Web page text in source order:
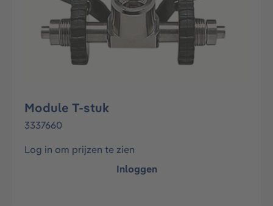
Module T-stuk
3337660
Log in om prijzen te zien
Inloggen